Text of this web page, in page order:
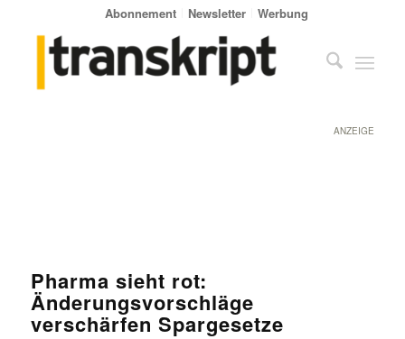
Abonnement Newsletter Werbung
ANZEIGE
Pharma sieht rot:
Änderungsvorschläge
verschärfen Spargesetze